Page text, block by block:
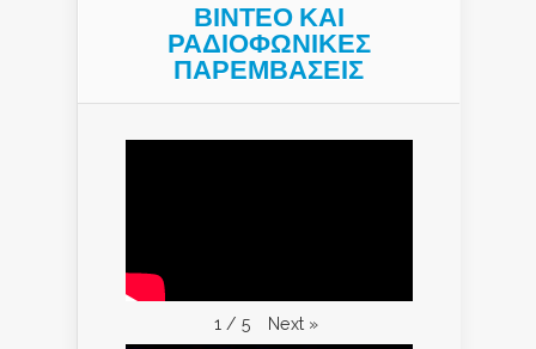
ΒΙΝΤΕΟ ΚΑΙ
ΡΑΔΙΟΦΩΝΙΚΕΣ
ΠΑΡΕΜΒΑΣΕΙΣ
1 / 5 Next »